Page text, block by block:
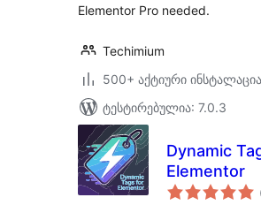
Elementor Pro needed.
Techimium
500+ აქტიური ინსტალაცია
ტესტირებულია: 7.0.3
Dynamic
Elementor